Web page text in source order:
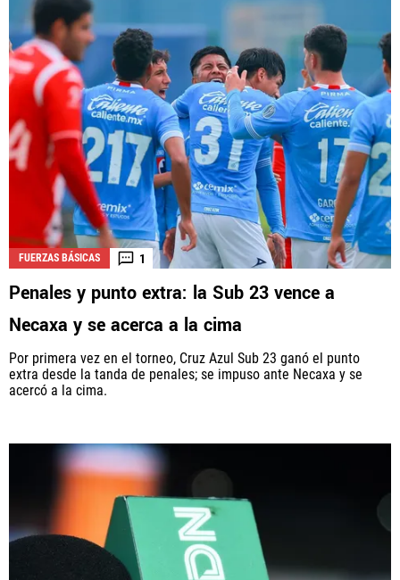
FUERZAS BÁSICAS 1
Penales y punto extra: la Sub 23 vence a
Necaxa y se acerca a la cima
Por primera vez en el torneo, Cruz Azul Sub 23 ganó el punto
extra desde la tanda de penales; se impuso ante Necaxa y se
acercó a la cima.